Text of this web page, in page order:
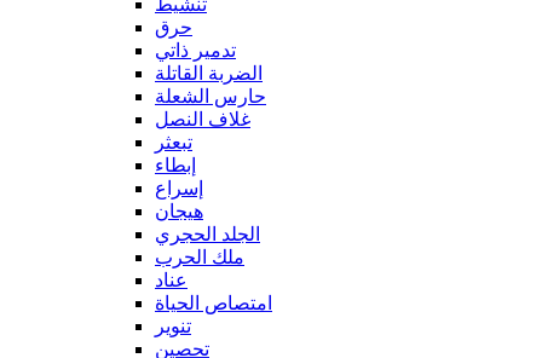
تنشيط
حرق
تدمير ذاتي
الضربة القاتلة
حارس الشعلة
غلاف النصل
تبعثر
إبطاء
إسراع
هيجان
الجلد الحجري
ملك الحرب
عناد
امتصاص الحياة
تنوير
تحصين